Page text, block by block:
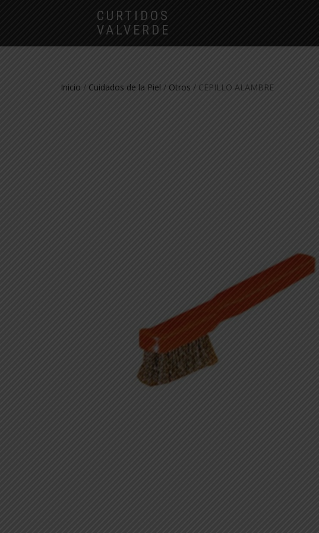
CURTIDOS
VALVERDE
Inicio / Cuidados de la Piel / Otros / CEPILLO ALAMBRE